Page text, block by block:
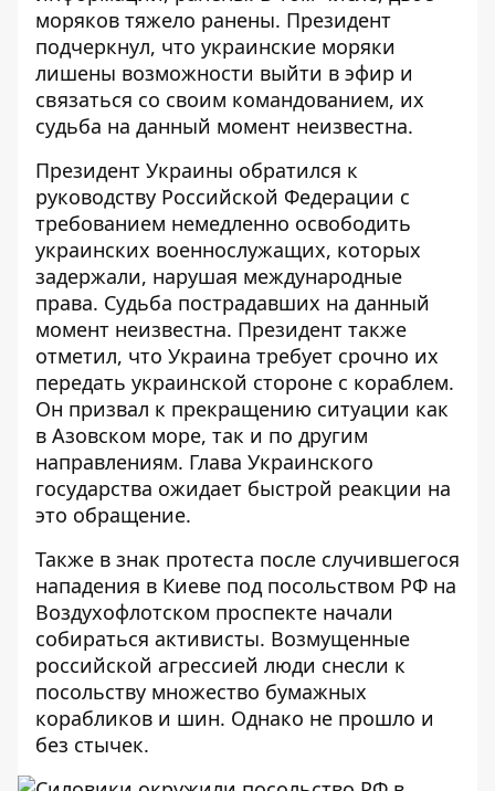
моряков тяжело ранены. Президент
подчеркнул, что украинские моряки
лишены возможности выйти в эфир и
связаться со своим командованием, их
судьба на данный момент неизвестна.
Президент Украины обратился к
руководству Российской Федерации с
требованием немедленно освободить
украинских военнослужащих, которых
задержали, нарушая международные
права. Судьба пострадавших на данный
момент неизвестна. Президент также
отметил, что Украина требует срочно их
передать украинской стороне с кораблем.
Он призвал к прекращению ситуации как
в Азовском море, так и по другим
направлениям. Глава Украинского
государства ожидает быстрой реакции на
это обращение.
Также в знак протеста после случившегося
нападения в Киеве под посольством РФ на
Воздухофлотском проспекте начали
собираться активисты. Возмущенные
российской агрессией люди снесли к
посольству множество бумажных
корабликов и шин. Однако не прошло и
без стычек.